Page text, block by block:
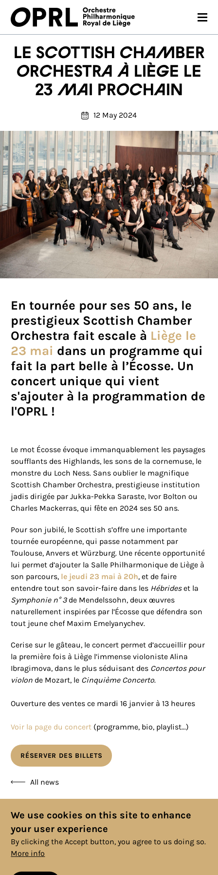
CONCERTS
26-27 SEASON
ORCHESTRA
MEDIA
EN
Le Scottish Chamber
Orchestra à Liège le
23 mai prochain
12 May 2024
En tournée pour ses 50 ans, le
prestigieux Scottish Chamber
Orchestra fait escale à Liège le
23 mai dans un programme qui
fait la part belle à l’Écosse. Un
concert unique qui vient
s'ajouter à la programmation de
l'OPRL !
Le mot Écosse évoque immanquablement les paysages
soufflants des Highlands, les sons de la cornemuse, le
monstre du Loch Ness. Sans oublier le magnifique
Scottish Chamber Orchestra, prestigieuse institution
jadis dirigée par Jukka-Pekka Saraste, Ivor Bolton ou
Charles Mackerras, qui fête en 2024 ses 50 ans.
Pour son jubilé, le Scottish s’offre une importante
tournée européenne, qui passe notamment par
Toulouse, Anvers et Würzburg. Une récente opportunité
lui permet d’ajouter la Salle Philharmonique de Liège à
son parcours, le jeudi 23 mai à 20h, et de faire
entendre tout son savoir-faire dans les Hébrideset la
Symphonie n° 3de Mendelssohn, deux œuvres
naturellement inspirées par l’Écosse que défendra son
tout jeune chef Maxim Emelyanychev.
Cerise sur le gâteau, le concert permet d’accueillir pour
la première fois à Liège l’immense violoniste Alina
Ibragimova, dans le plus séduisant des Concertos pour
violon de Mozart, le Cinquième Concerto.
Ouverture des ventes ce mardi 16 janvier à 13 heures
Voir la page du concert (programme, bio, playlist...)
RÉSERVER DES BILLETS
All news
Policy|Legal Information
We use cookies on this site to enhance
your user experience
By clicking the Accept button, you agree to us doing so.
More info